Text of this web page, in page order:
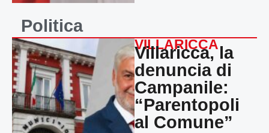
Politica
VILLARICCA
Villaricca, la
denuncia di
Campanile:
“Parentopoli
al Comune”